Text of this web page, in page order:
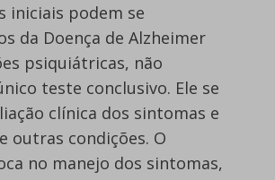
iniciais podem se
da Doença de Alzheimer
psiquiátricas, não
teste conclusivo. Ele se
clínica dos sintomas e
outras condições. O
no manejo dos sintomas,